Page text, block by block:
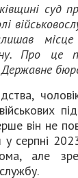
суд
Про це
він не
у серпні
але